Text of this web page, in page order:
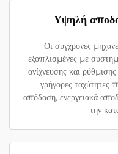
Υψηλή
Οι σύγχρονες
εξοπλισμένες με
ανίχνευσης και
γρήγορες ταχύτητες
απόδοση, ενεργειακά
την